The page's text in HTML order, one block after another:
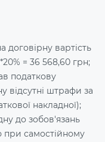
вартість
= 36 568,60 грн;
податкову
відсутні штрафи за
накладної);
до зобов'язань
самостійному